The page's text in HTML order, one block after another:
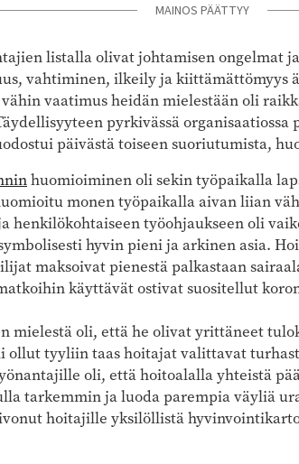
MAINOS PÄÄTTYY
listalla olivat johtamisen ongelmat
vahtiminen, ilkeily ja kiittämättömyys
vaatimus heidän mielestään oli
pyrkivässä organisaatiossa
päivästä toiseen suoriutumista,
huomioiminen oli sekin työpaikalla
monen työpaikalla aivan liian
henkilökohtaiseen työohjaukseen oli
hyvin pieni ja arkinen asia.
maksoivat pienestä palkastaan
käyttävät ostivat suositellut
mielestä oli, että he olivat yrittäneet
ollut tyyliin taas hoitajat valittavat
oli, että hoitoalalla yhteistä
tarkemmin ja luoda parempia väyliä
hoitajille yksilöllistä